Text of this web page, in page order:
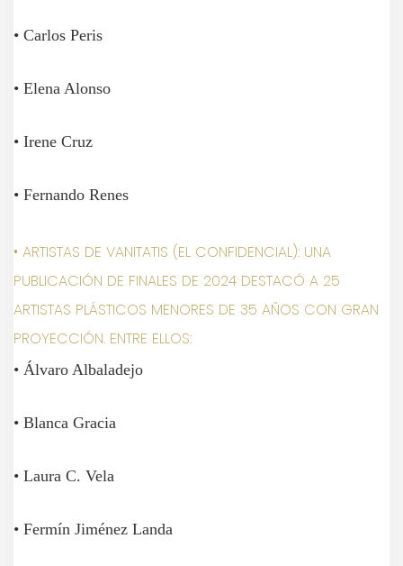
• Carlos Peris
• Elena Alonso
• Irene Cruz
• Fernando Renes
• ARTISTAS DE VANITATIS (EL CONFIDENCIAL): UNA
PUBLICACIÓN DE FINALES DE 2024 DESTACÓ A 25
ARTISTAS PLÁSTICOS MENORES DE 35 AÑOS CON GRAN
PROYECCIÓN. ENTRE ELLOS:
• Álvaro Albaladejo
• Blanca Gracia
• Laura C. Vela
• Fermín Jiménez Landa